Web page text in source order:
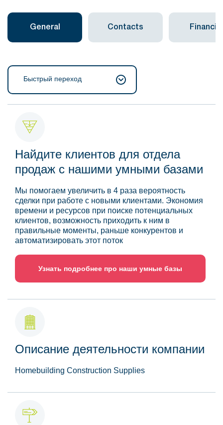
General Contacts Financial
Быстрый переход
Найдите клиентов для отдела
продаж с нашими умными базами
Мы помогаем увеличить в 4 раза вероятность
сделки при работе с новыми клиентами. Экономия
времени и ресурсов при поиске потенциальных
клиентов, возможность приходить к ним в
правильные моменты, раньше конкурентов и
автоматизировать этот поток
Узнать подробнее про наши умные базы
Описание деятельности компании
Homebuilding Construction Supplies